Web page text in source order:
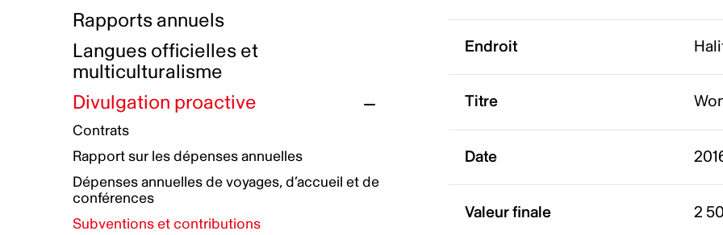
Initiatives autochtones
Plan de réconciliation autochtone
Groupe de travail autochtone
Principes directeurs sur le
harcèlement
Plan d’action pour la parité
Plan d'équité, de diversité,
d'inclusion et d'accessibilité
Boîte à outils pour le récit authentique
Collecte de données et l’auto-identification
Plan d'accessibilité
Rémunération et avantages
Prix et certifications
Nos valeurs d’entreprise
Rapports annuels
Langues officielles et
multiculturalisme
Divulgation proactive
Contrats
Rapport sur les dépenses annuelles
Dépenses annuelles de voyages, d’accueil et de
conférences
Subventions et contributions
Endroit
Titre
Date
Valeur finale 2